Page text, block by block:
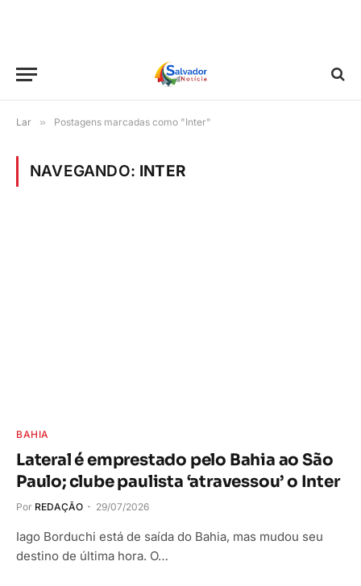
Lar » Postagens marcadas como "Inter"
NAVEGANDO: INTER
BAHIA
Lateral é emprestado pelo Bahia ao São
Paulo; clube paulista ‘atravessou’ o Inter
Por REDAÇÃO 29/07/2026
Iago Borduchi está de saída do Bahia, mas mudou seu
destino de última hora. O…